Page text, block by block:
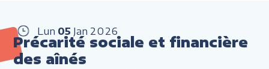
Lun 05 Jan 2026
Précarité sociale et financière
des aînés